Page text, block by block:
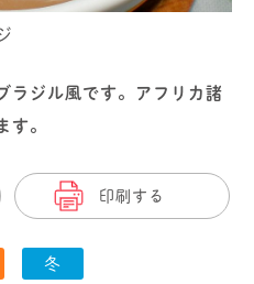
ラジル風です。アフリカ諸
す。
印刷する
冬